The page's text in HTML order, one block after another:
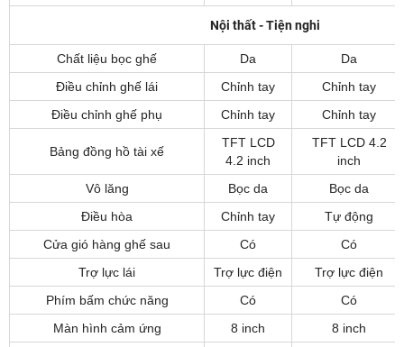
Nội thất - Tiện nghi
Chất liệu bọc ghế Da
Da
Điều chỉnh ghế lái
Chỉnh tay
Chỉnh tay
Điều chỉnh ghế phụ
Chỉnh tay Chỉnh tay
Bảng đồng hồ tài xế
TFT LCD
4.2 inch
TFT LCD 4.2
inch
Vô lăng
Bọc da
Bọc da
Điều hòa
Chỉnh tay
Tự động
Cửa gió hàng ghế sau
Có
Có
Trợ lực lái
Trợ lực điện
Trợ lực điện
Phím bấm chức năng
Có
Có
Màn hình cảm ứng
8 inch
8 inch